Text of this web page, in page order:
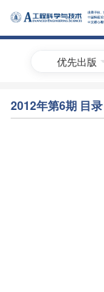
优先出版
2012年第6期 目录